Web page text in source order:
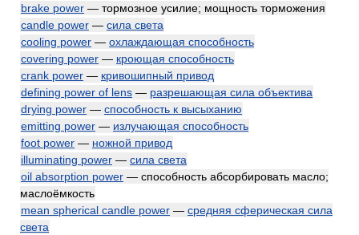
brake power — тормозное усилие; мощность торможения
candle power — сила света
cooling power — охлаждающая способность
covering power — кроющая способность
crank power — кривошипный привод
defining power of lens — разрешающая сила объектива
drying power — способность к высыханию
emitting power — излучающая способность
foot power — ножной привод
illuminating power — сила света
oil absorption power — способность абсорбировать масло;
маслоёмкость
mean spherical candle power — средняя сферическая сила
света